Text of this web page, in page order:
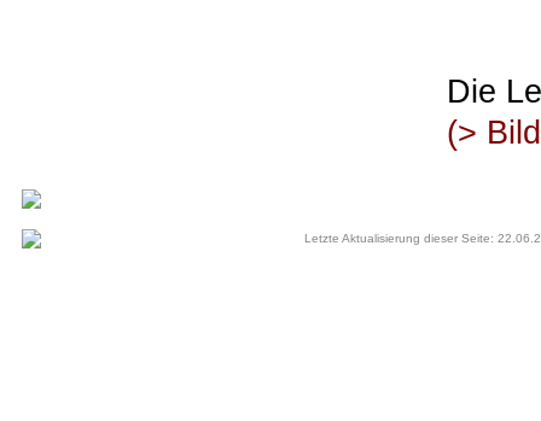
Die
(>
Letzte Aktualisierung dieser Seite: